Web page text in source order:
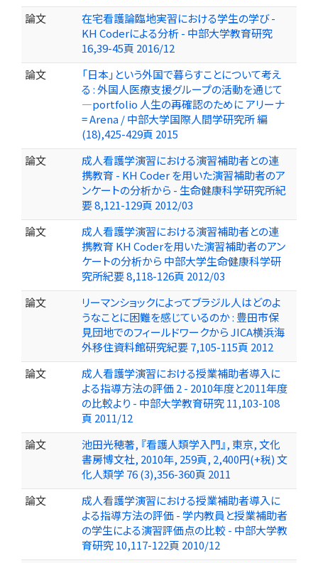
論文
在宅看護論臨地実習における学生の学び -
KH Coderによる分析 - 中部大学教育研究
16,39-45頁 2016/12
論文
「日本」という外国で暮らすことについて考え
る : 外国人医療支援グループの活動を通じて
—portfolio 人生の再確認のために アリーナ
= Arena / 中部大学国際人間学研究所 編
(18),425-429頁 2015
論文
成人看護学演習における演習補助者との連
携教育 - KH Coder を用いた演習補助者のア
ンケートの分析から - 生命健康科学研究所紀
要 8,121-129頁 2012/03
論文
成人看護学演習における演習補助者との連
携教育 KH Coderを用いた演習補助者のアン
ケートの分析から 中部大学生命健康科学研
究所紀要 8,118-126頁 2012/03
論文
リーマンショックによってブラジル人はどのよ
うなことに困難を感じているのか : 豊田市保
見団地でのフィールドワークから JICA横浜海
外移住資料館研究紀要 7,105-115頁 2012
論文
成人看護学演習における授業補助者導入に
よる指導方法の評価 2 - 2010年度と2011年度
の比較より - 中部大学教育研究 11,103-108
頁 2011/12
論文
池田光穂著, 『看護人類学入門』, 東京, 文化
書房博文社, 2010年, 259頁, 2,400円(+税) 文
化人類学 76 (3),356-360頁 2011
論文
成人看護学演習における授業補助者導入に
よる指導方法の評価 - 学内教員と授業補助者
の学生による演習評価点の比較 - 中部大学教
育研究 10,117-122頁 2010/12